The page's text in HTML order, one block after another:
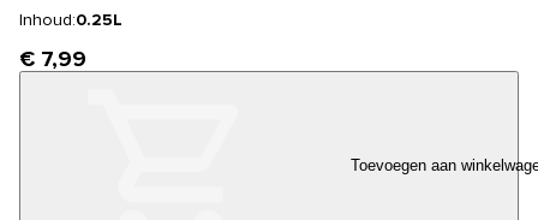
Inhoud:0.25L
€ 7,99
Toevoegen aan